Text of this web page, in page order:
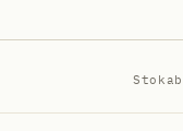
Stokab